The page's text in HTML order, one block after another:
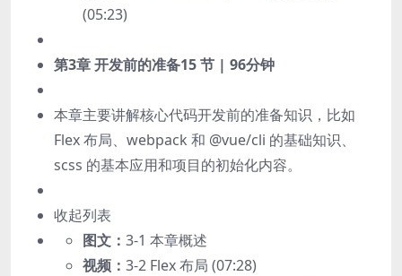
(05:23)
第3章 开发前的准备15 节 | 96分钟
本章主要讲解核心代码开发前的准备知识，比如
Flex 布局、webpack 和 @vue/cli 的基础知识、
scss 的基本应用和项目的初始化内容。
收起列表
图文： 3-1 本章概述
视频： 3-2 Flex 布局 (07:28)